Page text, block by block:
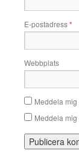
E-postadress*
Webbplats
Meddela
Meddela